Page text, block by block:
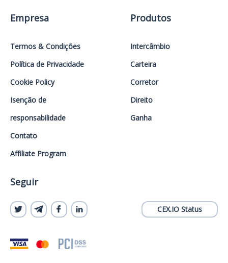
Empresa
Termos & Condições
Política de Privacidade
Cookie Policy
Isenção de
responsabilidade
Contato
Affiliate Program
Produtos
Intercâmbio
Carteira
Corretor
Direito
Ganha
Seguir
CEX.IO Status